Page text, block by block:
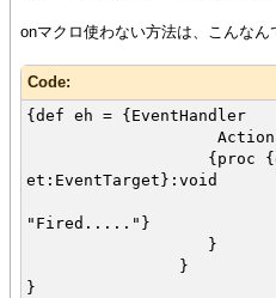
onマクロ使わない方法は、こんなん
Code:
{def eh = {EventHandler
{proc
et:EventTarget}:void
{popup-
"Fired....."}
}
}
}